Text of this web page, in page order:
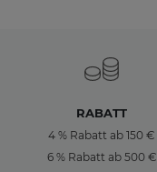
RABATT
4 % Rabatt ab 150 €
6 % Rabatt ab 500 €